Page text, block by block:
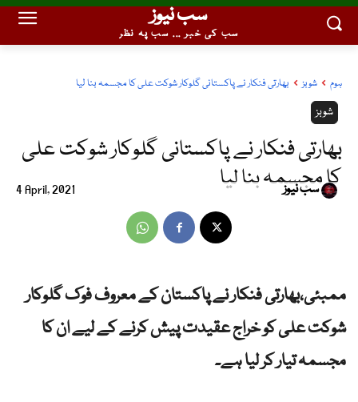
سب نیوز
سب کی خبر ... سب پہ نظر
ہوم شوبز بھارتی فنکار نے پاکستانی گلوکار شوکت علی کا مجسمہ بنا لیا
شوبز
بھارتی فنکار نے پاکستانی گلوکار شوکت علی
کا مجسمہ بنا لیا
4 April, 2021 سب نیوز
ممبئی،بھارتی فنکار نے پاکستان کے معروف فوک گلوکار
شوکت علی کو خراج عقیدت پیش کرنے کے لیے ان کا
مجسمہ تیار کر لیا ہے۔